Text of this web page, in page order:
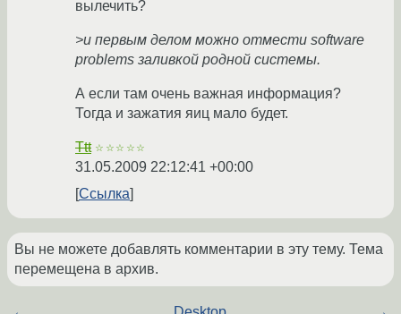
вылечить?
>и первым делом можно отмести software
problems заливкой родной системы.
А если там очень важная информация?
Тогда и зажатия яиц мало будет.
Ttt ☆☆☆☆☆
31.05.2009 22:12:41 +00:00
Ссылка
Вы не можете добавлять комментарии в эту тему. Тема
перемещена в архив.